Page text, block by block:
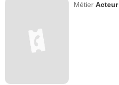
MétierActeur